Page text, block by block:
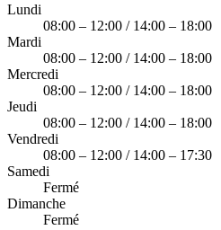
Lundi
08:00 – 12:00 / 14:00 – 18:00
Mardi
08:00 – 12:00 / 14:00 – 18:00
Mercredi
08:00 – 12:00 / 14:00 – 18:00
Jeudi
08:00 – 12:00 / 14:00 – 18:00
Vendredi
08:00 – 12:00 / 14:00 – 17:30
Samedi
Fermé
Dimanche
Fermé